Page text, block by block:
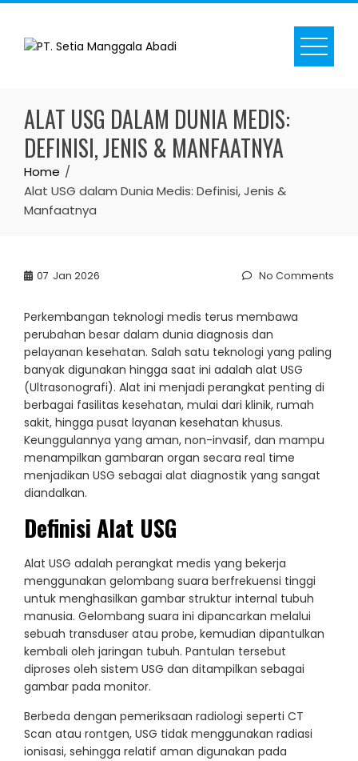
Skip
content
ALAT USG DALAM DUNIA MEDIS:
DEFINISI, JENIS & MANFAATNYA
Home
Alat USG dalam Dunia Medis: Definisi, Jenis &
Manfaatnya
07 Jan 2026 No Comments
Perkembangan teknologi medis terus membawa
perubahan besar dalam dunia diagnosis dan
pelayanan kesehatan. Salah satu teknologi yang paling
banyak digunakan hingga saat ini adalah alat USG
(Ultrasonografi). Alat ini menjadi perangkat penting di
berbagai fasilitas kesehatan, mulai dari klinik, rumah
sakit, hingga pusat layanan kesehatan khusus.
Keunggulannya yang aman, non-invasif, dan mampu
menampilkan gambaran organ secara real time
menjadikan USG sebagai alat diagnostik yang sangat
diandalkan.
Definisi Alat USG
Alat USG adalah perangkat medis yang bekerja
menggunakan gelombang suara berfrekuensi tinggi
untuk menghasilkan gambar struktur internal tubuh
manusia. Gelombang suara ini dipancarkan melalui
sebuah transduser atau probe, kemudian dipantulkan
kembali oleh jaringan tubuh. Pantulan tersebut
diproses oleh sistem USG dan ditampilkan sebagai
gambar pada monitor.
Berbeda dengan pemeriksaan radiologi seperti CT
Scan atau rontgen, USG tidak menggunakan radiasi
ionisasi, sehingga relatif aman digunakan pada